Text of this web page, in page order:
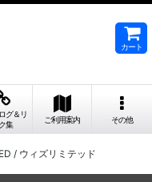
カート
グ＆リ
集
ご利用案内 その他
/ ウィズリミテッド